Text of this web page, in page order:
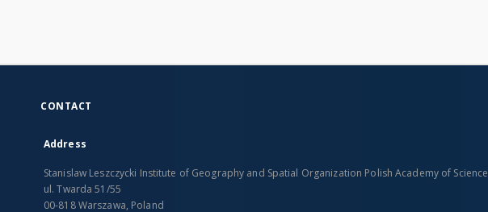
CONTACT
Address
Stanislaw Leszczycki Institute of Geography and Spatial Organization Polish Academy of Science
ul. Twarda 51/55
00-818 Warszawa, Poland